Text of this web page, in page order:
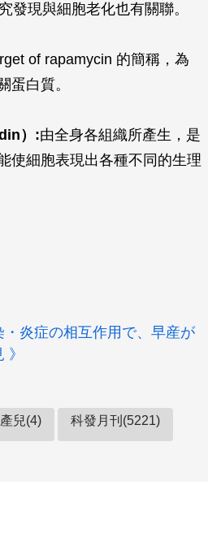
發現與細胞老化也有關聯。
of rapamycin 的簡稱，為
蛋白質。
）:由全身各組織所產生，是
使細胞表現出各種不同的生理
・炎症の相互作用で、早産が
兒(4) 科發月刊(5221)